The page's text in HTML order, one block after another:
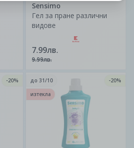
Sensimo
Гел за пране различни
видове
7.99лв.
9.99лв.
-20%
до 31/10
-20%
изтекла